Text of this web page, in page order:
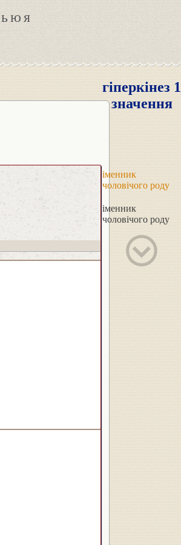
ьюя
гіперкінез 1
значення
іменник
чоловічого роду
іменник
чоловічого роду